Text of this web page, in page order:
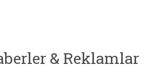
& Reklamlar